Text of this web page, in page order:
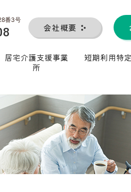
番3号
会社概要
居宅介護支援事業
所
短期利用特